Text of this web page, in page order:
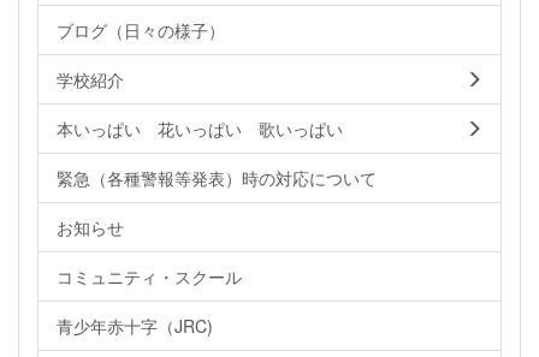
ブログ（日々の様子）
学校紹介
本いっぱい 花いっぱい 歌いっぱい
緊急（各種警報等発表）時の対応について
お知らせ
コミュニティ・スクール
青少年赤十字（JRC)